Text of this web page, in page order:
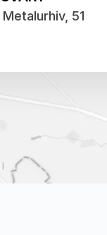
Kyiv
ave.
Kyiv